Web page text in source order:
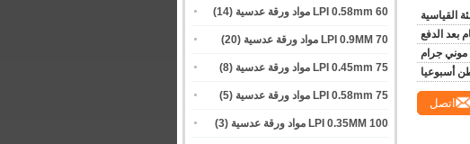
60 LPI 0.58mm مواد ورقة عدسية (14)
70 LPI 0.9MM مواد ورقة عدسية (20)
75 LPI 0.45mm مواد ورقة عدسية (8)
75 LPI 0.58mm مواد ورقة عدسية (5)
100 LPI 0.35MM مواد ورقة عدسية (3)
القياسية
موني جرام
اتصل